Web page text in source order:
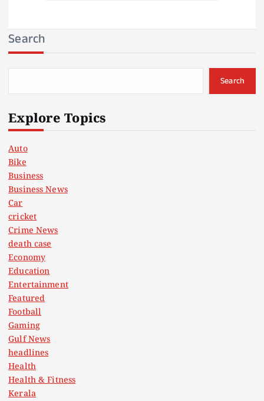
Search
Search
Explore Topics
Auto
Bike
Business
Business News
Car
cricket
Crime News
death case
Economy
Education
Entertainment
Featured
Football
Gaming
Gulf News
headlines
Health
Health & Fitness
Kerala